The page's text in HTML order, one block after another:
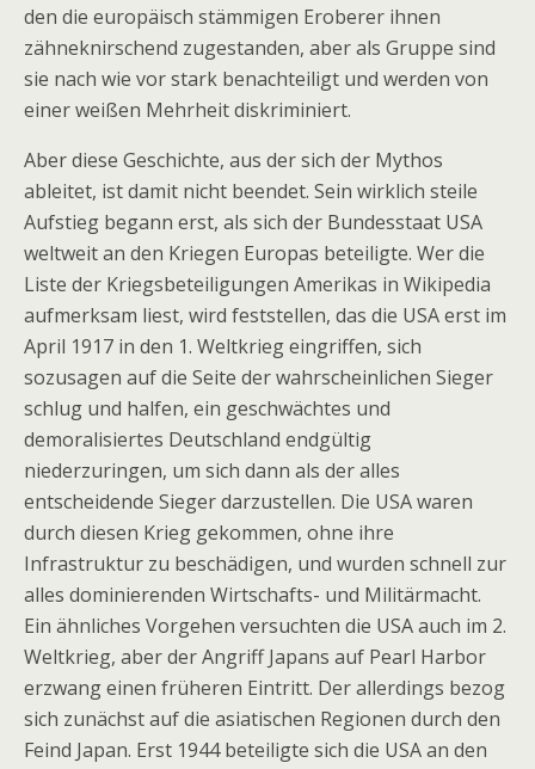
den die europäisch stämmigen Eroberer ihnen
zähneknirschend zugestanden, aber als Gruppe sind
sie nach wie vor stark benachteiligt und werden von
einer weißen Mehrheit diskriminiert.
Aber diese Geschichte, aus der sich der Mythos
ableitet, ist damit nicht beendet. Sein wirklich steile
Aufstieg begann erst, als sich der Bundesstaat USA
weltweit an den Kriegen Europas beteiligte. Wer die
Liste der Kriegsbeteiligungen Amerikas in Wikipedia
aufmerksam liest, wird feststellen, das die USA erst im
April 1917 in den 1. Weltkrieg eingriffen, sich
sozusagen auf die Seite der wahrscheinlichen Sieger
schlug und halfen, ein geschwächtes und
demoralisiertes Deutschland endgültig
niederzuringen, um sich dann als der alles
entscheidende Sieger darzustellen. Die USA waren
durch diesen Krieg gekommen, ohne ihre
Infrastruktur zu beschädigen, und wurden schnell zur
alles dominierenden Wirtschafts- und Militärmacht.
Ein ähnliches Vorgehen versuchten die USA auch im 2.
Weltkrieg, aber der Angriff Japans auf Pearl Harbor
erzwang einen früheren Eintritt. Der allerdings bezog
sich zunächst auf die asiatischen Regionen durch den
Feind Japan. Erst 1944 beteiligte sich die USA an den